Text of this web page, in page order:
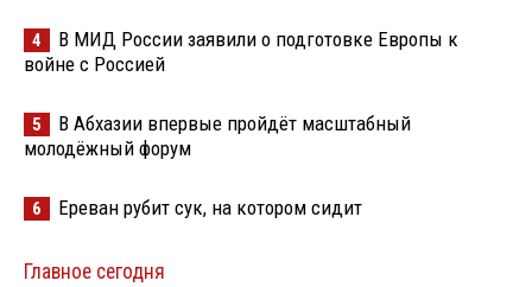
4
В МИД России заявили о подготовке Европы к
войне с Россией
5
В Абхазии впервые пройдёт масштабный
молодёжный форум
6 Ереван рубит сук, на котором сидит
Главное сегодня